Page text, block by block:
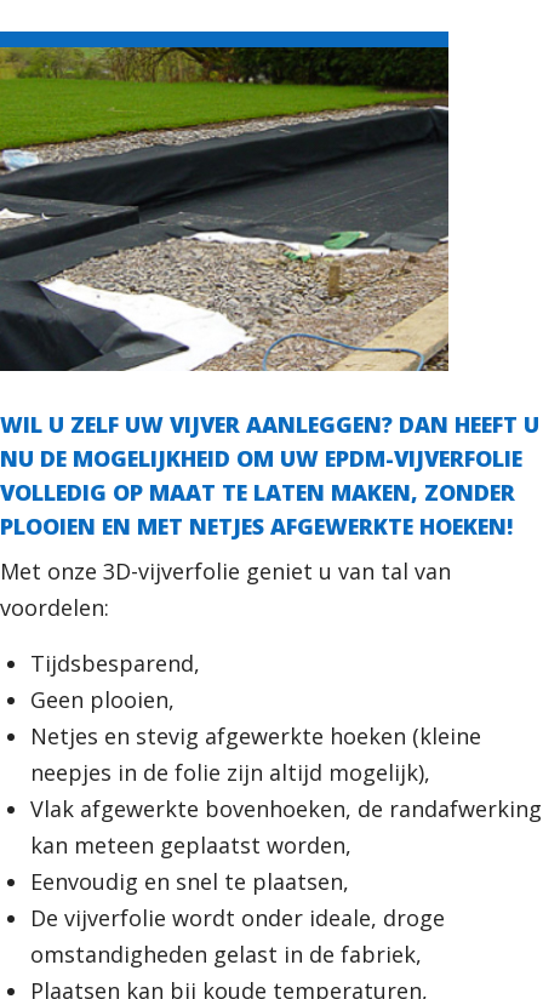
WIL U ZELF UW VIJVER AANLEGGEN? DAN HEEFT U
NU DE MOGELIJKHEID OM UW EPDM-VIJVERFOLIE
VOLLEDIG OP MAAT TE LATEN MAKEN, ZONDER
PLOOIEN EN MET NETJES AFGEWERKTE HOEKEN!
Met onze 3D-vijverfolie geniet u van tal van
voordelen:
Tijdsbesparend,
Geen plooien,
Netjes en stevig afgewerkte hoeken (kleine
neepjes in de folie zijn altijd mogelijk),
Vlak afgewerkte bovenhoeken, de randafwerking
kan meteen geplaatst worden,
Eenvoudig en snel te plaatsen,
De vijverfolie wordt onder ideale, droge
omstandigheden gelast in de fabriek,
Plaatsen kan bij koude temperaturen,